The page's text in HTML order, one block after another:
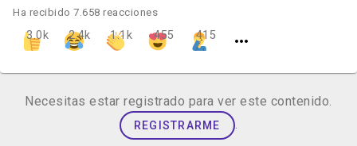
Ha recibido 7.658 reacciones
3.0k 2.4k 1.1k 455 415
Necesitas estar registrado para ver este contenido.
REGISTRARME .